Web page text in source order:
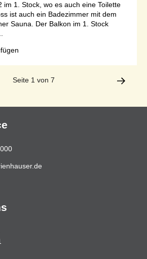
im 1. Stock, wo es auch eine Toilette
ist auch ein Badezimmer mit dem
Sauna. Der Balkon im 1. Stock
Seite 1 von 7